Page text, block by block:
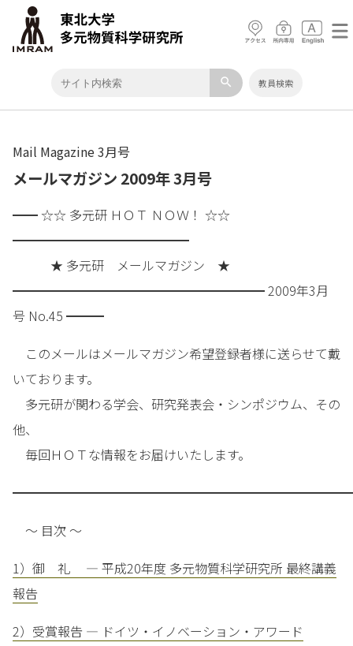
search 教員検索
Mail Magazine 3月号
メールマガジン 2009年 3月号
━━ ☆☆ 多元研 ＨＯＴ ＮＯＷ！ ☆☆
━━━━━━━━━━━━━━
★ 多元研 メールマガジン ★
━━━━━━━━━━━━━━━━━━━━ 2009年3月
号 No.45 ━━━
このメールはメールマガジン希望登録者様に送らせて戴
いております。
多元研が関わる学会、研究発表会・シンポジウム、その
他、
毎回ＨＯＴな情報をお届けいたします。
～ 目次 ～
1）御 礼 — 平成20年度 多元物質科学研究所 最終講義
報告
2）受賞報告 — ドイツ・イノベーション・アワード